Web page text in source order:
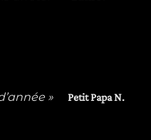
» Petit Papa N.